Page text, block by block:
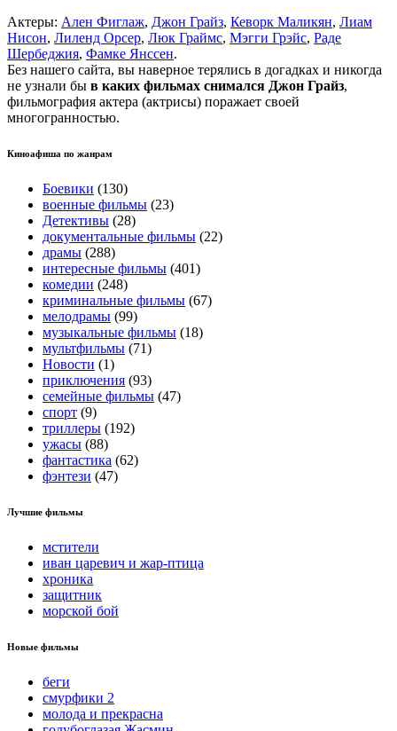
Актеры: Ален Фиглаж, Джон Грайз, Кеворк Маликян, Лиам
Нисон, Лиленд Орсер, Люк Граймс, Мэгги Грэйс, Раде
Шербеджия, Фамке Янссен.
Без нашего сайта, вы наверное терялись в догадках и никогда
не узнали бы в каких фильмах снимался Джон Грайз,
фильмография актера (актрисы) поражает своей
многогранностью.
Киноафиша по жанрам
Боевики (130)
военные фильмы (23)
Детективы (28)
документальные фильмы (22)
драмы (288)
интересные фильмы (401)
комедии (248)
криминальные фильмы (67)
мелодрамы (99)
музыкальные фильмы (18)
мультфильмы (71)
Новости (1)
приключения (93)
семейные фильмы (47)
спорт (9)
триллеры (192)
ужасы (88)
фантастика (62)
фэнтези (47)
Лучшие фильмы
мстители
иван царевич и жар-птица
хроника
защитник
морской бой
Новые фильмы
беги
смурфики 2
молода и прекрасна